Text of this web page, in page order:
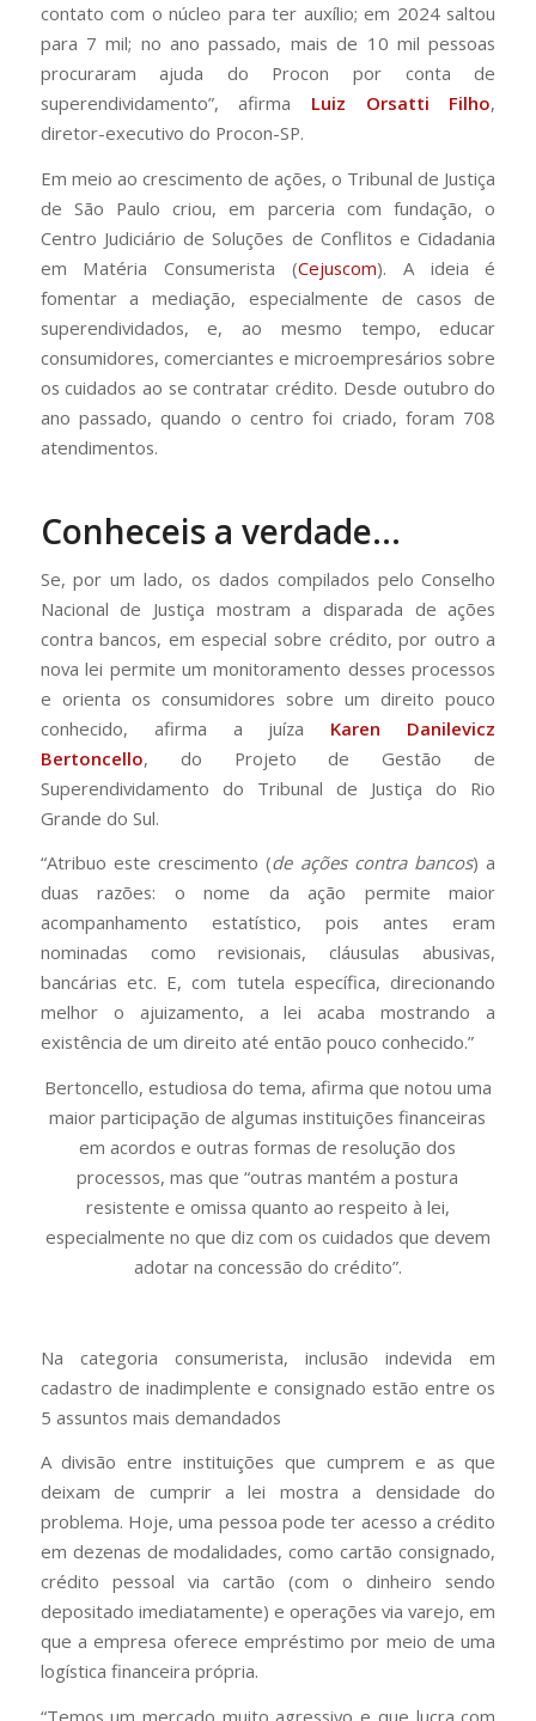
contato com o núcleo para ter auxílio; em 2024 saltou
para 7 mil; no ano passado, mais de 10 mil pessoas
procuraram ajuda do Procon por conta de
superendividamento”, afirma Luiz Orsatti Filho,
diretor-executivo do Procon-SP.
Em meio ao crescimento de ações, o Tribunal de Justiça
de São Paulo criou, em parceria com fundação, o
Centro Judiciário de Soluções de Conflitos e Cidadania
em Matéria Consumerista (Cejuscom). A ideia é
fomentar a mediação, especialmente de casos de
superendividados, e, ao mesmo tempo, educar
consumidores, comerciantes e microempresários sobre
os cuidados ao se contratar crédito. Desde outubro do
ano passado, quando o centro foi criado, foram 708
atendimentos.
Conheceis a verdade…
Se, por um lado, os dados compilados pelo Conselho
Nacional de Justiça mostram a disparada de ações
contra bancos, em especial sobre crédito, por outro a
nova lei permite um monitoramento desses processos
e orienta os consumidores sobre um direito pouco
conhecido, afirma a juíza Karen Danilevicz
Bertoncello, do Projeto de Gestão de
Superendividamento do Tribunal de Justiça do Rio
Grande do Sul.
“Atribuo este crescimento (de ações contra bancos) a
duas razões: o nome da ação permite maior
acompanhamento estatístico, pois antes eram
nominadas como revisionais, cláusulas abusivas,
bancárias etc. E, com tutela específica, direcionando
melhor o ajuizamento, a lei acaba mostrando a
existência de um direito até então pouco conhecido.”
Bertoncello, estudiosa do tema, afirma que notou uma
maior participação de algumas instituições financeiras
em acordos e outras formas de resolução dos
processos, mas que “outras mantém a postura
resistente e omissa quanto ao respeito à lei,
especialmente no que diz com os cuidados que devem
adotar na concessão do crédito”.
Na categoria consumerista, inclusão indevida em
cadastro de inadimplente e consignado estão entre os
5 assuntos mais demandados
A divisão entre instituições que cumprem e as que
deixam de cumprir a lei mostra a densidade do
problema. Hoje, uma pessoa pode ter acesso a crédito
em dezenas de modalidades, como cartão consignado,
crédito pessoal via cartão (com o dinheiro sendo
depositado imediatamente) e operações via varejo, em
que a empresa oferece empréstimo por meio de uma
logística financeira própria.
“Temos um mercado muito agressivo e que lucra com